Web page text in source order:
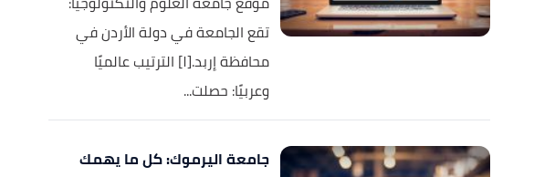
تقع الجامعة في دولة الأردن في
محافظة إربد.[١] الترتيب عالميًا
وعربيًا: حصلت...
جامعة اليرموك: كل ما يهمك